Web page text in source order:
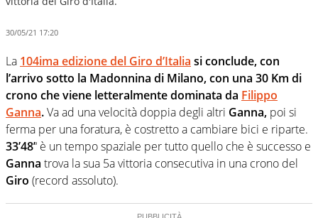
30/05/21 17:20
La 104ima edizione del Giro d’Italia si conclude, con
l’arrivo sotto la Madonnina di Milano, con una 30 Km di
crono che viene letteralmente dominata da Filippo
Ganna.Va ad una velocità doppia degli altri Ganna, poi si
ferma per una foratura, è costretto a cambiare bici e riparte.
33’48’‘ è un tempo spaziale per tutto quello che è successo e
Ganna trova la sua 5a vittoria consecutiva in una crono del
Giro (record assoluto).